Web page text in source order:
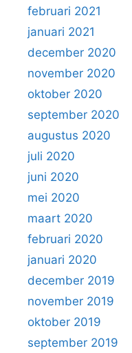
februari 2021
januari 2021
december 2020
november 2020
oktober 2020
september 2020
augustus 2020
juli 2020
juni 2020
mei 2020
maart 2020
februari 2020
januari 2020
december 2019
november 2019
oktober 2019
september 2019